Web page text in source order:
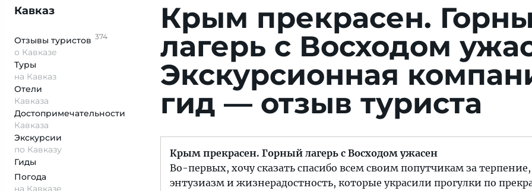
Кавказ
Отзывы туристов 374
о Кавказе
Туры
на Кавказ
Отели
Кавказа
Достопримеча­тельности
Кавказа
Экскурсии
по Кавказу
Гиды
Погода
на Кавказе
Крым прекрасен.
лагерь с Восходом
Экскурсионная
гид — отзыв туриста
Крым прекрасен. Горный лагерь с Восходом ужасен
Во-первых, хочу сказать спасибо всем своим попутчикам за терпение,
энтузиазм и жизнерадостность, которые украсили прогулки по